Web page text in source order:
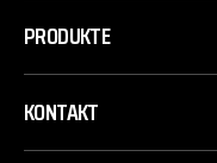
PRODUKTE
KONTAKT